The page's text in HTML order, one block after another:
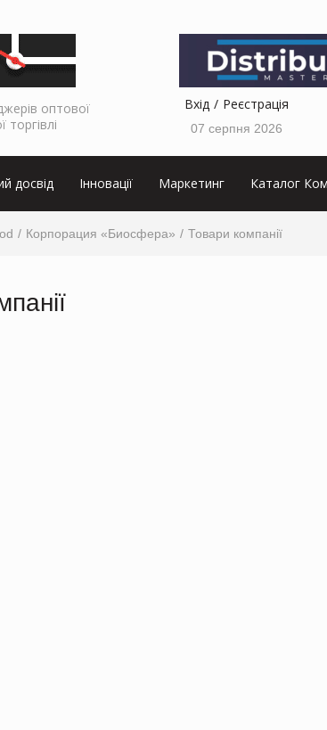
оптової
торгівлі
Вхід Реєстрація
07 серпня 2026
досвід Інновації Маркетинг Каталог
Корпорация «Биосфера» Товари компанії